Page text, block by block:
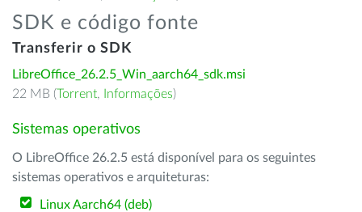
SDK e código fonte
Transferir o SDK
LibreOffice_26.2.5_Win_aarch64_sdk.msi
22 MB (Torrent, Informações)
Sistemas operativos
O LibreOffice 26.2.5 está disponível para os seguintes
sistemas operativos e arquiteturas:
Linux Aarch64 (deb)